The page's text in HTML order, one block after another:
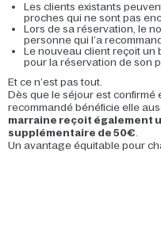
Les clients existants
proches qui ne sont pas
Lors de sa réservation, le
personne qui l’a
Le nouveau client reçoit un
pour la réservation de son
Et ce n’est pas tout.
Dès que le séjour est confirmé
recommandé bénéficie elle
marraine reçoit également
supplémentaire de 50€.
Un avantage équitable pour